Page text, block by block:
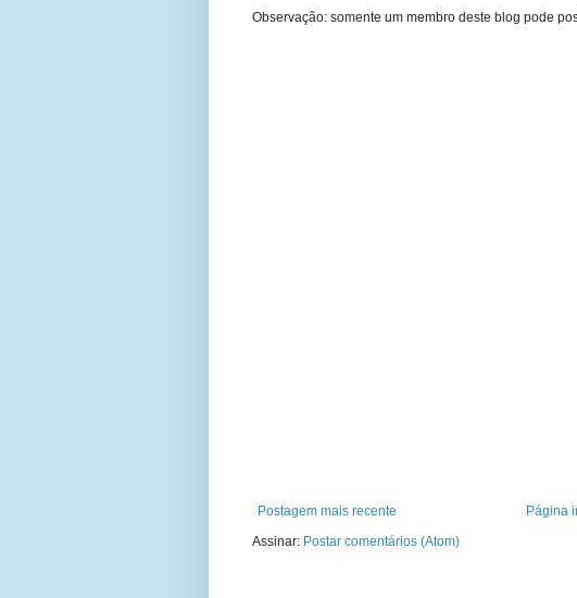
Observação: somente um membro deste blog pode
Postagem mais recente
Página
Assinar: Postar comentários (Atom)